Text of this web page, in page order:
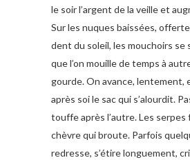
le soir l’argent de la veille et
Sur les nuques baissées,
dent du soleil, les mouchoirs se
que l’on mouille de temps à
gourde. On avance, lentement,
après soi le sac qui s’alourdit.
touffe après l’autre. Les
chèvre qui broute. Parfois
redresse, s’étire longuement,